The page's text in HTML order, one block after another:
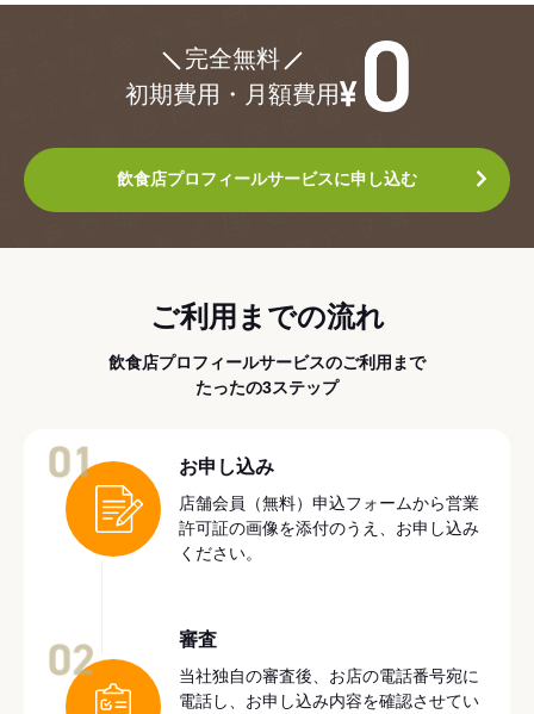
完全無料
初期費用・月額費用
飲食店プロフィールサービスに申し込む
ご利用までの流れ
飲食店プロフィールサービスのご利用まで
たったの3ステップ
お申し込み
店舗会員（無料）申込フォームから営業
許可証の画像を添付のうえ、お申し込み
ください。
審査
当社独自の審査後、お店の電話番号宛に
電話し、お申し込み内容を確認させてい